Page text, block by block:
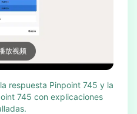
放视频
respuesta Pinpoint 745 y la
745 con explicaciones